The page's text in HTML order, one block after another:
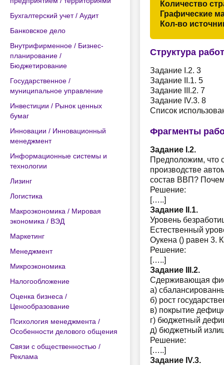
Бухгалтерский учет / Аудит
Банковское дело
Внутрифирменное / Бизнес-
планирование /
Бюджетирование
Государственное /
муниципальное управление
Инвестиции / Рынок ценных
бумаг
Инновации / Инновационный
менеджмент
Информационные системы и
технологии
Лизинг
Логистика
Макроэкономика / Мировая
экономика / ВЭД
Маркетинг
Менеджмент
Микроэкономика
Налогообложение
Оценка бизнеса /
Ценообразование
Психология менеджмента /
Особенности делового общения
Связи с общественностью /
Реклама
Количество
Графические
Кол-во
Структура
Задание I.2. 3
Задание II.1. 5
Задание III.2. 7
Задание IV.3. 8
Список
Фрагменты
Задание I.2.
Предположим, что
производстве
состав ВВП?
Решение:
[…..]
Задание II.1.
Уровень
Естественный
Оукена () равен 3.
Решение:
[…..]
Задание III.2.
Сдерживающая
а)
б) рост
в) покрытие
г) бюджетный
д) бюджетный
Решение:
[…..]
Задание IV.3.